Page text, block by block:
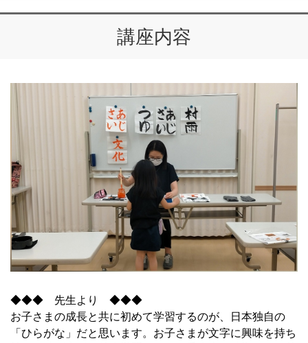
講座内容
◆◆◆ 先生より ◆◆◆
お子さまの成長と共に初めて学習するのが、日本独自の
「ひらがな」だと思います。お子さまが文字に興味を持ち